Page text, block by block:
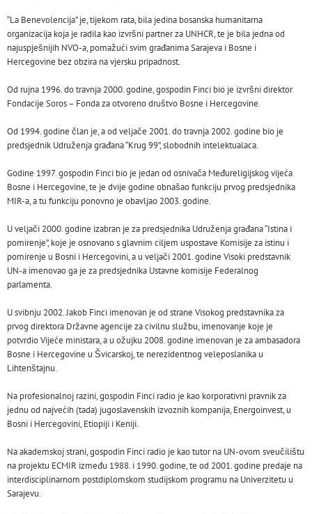
“La Benevolencija” je, tijekom rata, bila jedina bosanska humanitarna
organizacija koja je radila kao izvršni partner za UNHCR, te je bila jedna od
najuspješnijih NVO-a, pomažući svim građanima Sarajeva i Bosne i
Hercegovine bez obzira na vjersku pripadnost.
Od rujna 1996. do travnja 2000. godine, gospodin Finci bio je izvršni direktor
Fondacije Soros – Fonda za otvoreno društvo Bosne i Hercegovine.
Od 1994. godine član je, a od veljače 2001. do travnja 2002. godine bio je
predsjednik Udruženja građana “Krug 99”, slobodnih intelektualaca.
Godine 1997. gospodin Finci bio je jedan od osnivača Međureligijskog vijeća
Bosne i Hercegovine, te je dvije godine obnašao funkciju prvog predsjednika
MIR-a, a tu funkciju ponovno je obavljao 2003. godine.
U veljači 2000. godine izabran je za predsjednika Udruženja građana “Istina i
pomirenje”, koje je osnovano s glavnim ciljem uspostave Komisije za istinu i
pomirenje u Bosni i Hercegovini, a u veljači 2001. godine Visoki predstavnik
UN-a imenovao ga je za predsjednika Ustavne komisije Federalnog
parlamenta.
U svibnju 2002. Jakob Finci imenovan je od strane Visokog predstavnika za
prvog direktora Državne agencije za civilnu službu, imenovanje koje je
potvrdio Vijeće ministara, a u ožujku 2008. godine imenovan je za ambasadora
Bosne i Hercegovine u Švicarskoj, te nerezidentnog veleposlanika u
Lihtenštajnu.
Na profesionalnoj razini, gospodin Finci radio je kao korporativni pravnik za
jednu od najvećih (tada) jugoslavenskih izvoznih kompanija, Energoinvest, u
Bosni i Hercegovini, Etiopiji i Keniji.
Na akademskoj strani, gospodin Finci radio je kao tutor na UN-ovom sveučilištu
na projektu ECMIR između 1988. i 1990. godine, te od 2001. godine predaje na
interdisciplinarnom postdiplomskom studijskom programu na Univerzitetu u
Sarajevu.